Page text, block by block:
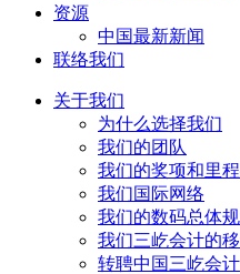
资源
中国最新新闻
联络我们
关于我们
为什么选择我们
我们的团队
我们的奖项和里
我们国际网络
我们的数码总体规
我们三屹会计的
转聘中国三屹会计